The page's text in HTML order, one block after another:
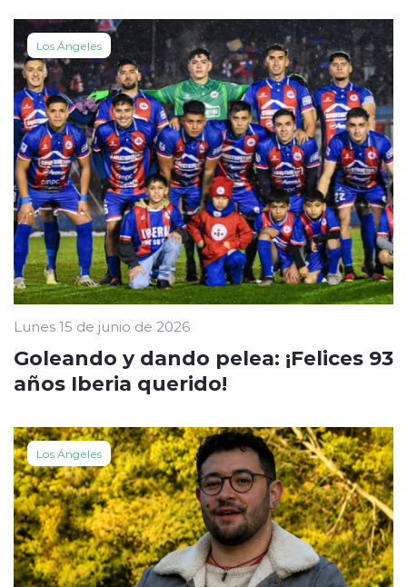
Los Ángeles
Lunes 15 de junio de 2026
Goleando y dando pelea: ¡Felices 93
años Iberia querido!
Los Ángeles